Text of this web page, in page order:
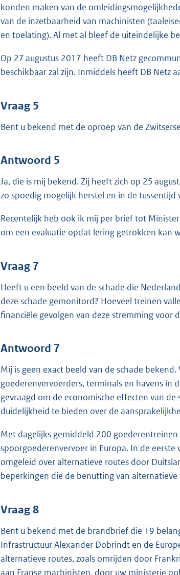
konden maken van de
van de inzetbaarheid van machinisten
en toelating). Al met al bleef de uiteindelijke
Op 27 augustus 2017 heeft DB Netz
beschikbaar zal zijn. Inmiddels heeft DB Netz
Vraag 5
Bent u bekend met de oproep van de
Antwoord 5
Ja, die is mij bekend. Zij heeft zich op 25
zo spoedig mogelijk herstel en in de
Recentelijk heb ook ik mij per brief tot
om een evaluatie opdat lering getrokken kan
Vraag 7
Heeft u een beeld van de schade die
deze schade gemonitord? Hoeveel treinen
financiële gevolgen van deze stremming voor
Antwoord 7
Mij is geen exact beeld van de schade
goederenvervoerders, terminals en havens
gevraagd om de economische effecten van
duidelijkheid te bieden over de
Met dagelijks gemiddeld 200
spoorgoederenvervoer in Europa. In de
omgeleid over alternatieve routes door
beperkingen die de benutting van
Vraag 8
Bent u bekend met de brandbrief die 19
Infrastructuur Alexander Dobrindt en de
alternatieve routes, zoals omrijden door
aan Franse machinisten, door uw ministerie